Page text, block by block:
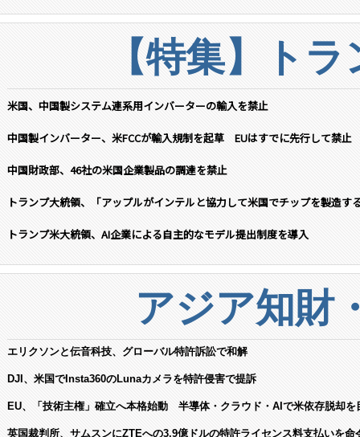
【特集】ト
米国、中国製システム連系用インバーターの輸入を禁止
中国製インバーター、米FCCが輸入規制を起草 EUはすでに先行して禁止
中国財政部、46社の米国企業製品の調達を禁止
トランプ大統領、「アップルがインテルと協力して米国でチップを製造す
トランプ米大統領、AI企業による自主的なモデル提出制度を導入
アジア知財
エリクソンと伝音科技、グローバル特許訴訟で和解
DJI、米国でInsta360のLunaカメラを特許侵害で提訴
EU、「技術主権」確立へ本格始動 半導体・クラウド・AIで米依存脱却を
英国裁判所、サムスンにZTEへの3.9億ドルの特許ライセンス料支払いを命